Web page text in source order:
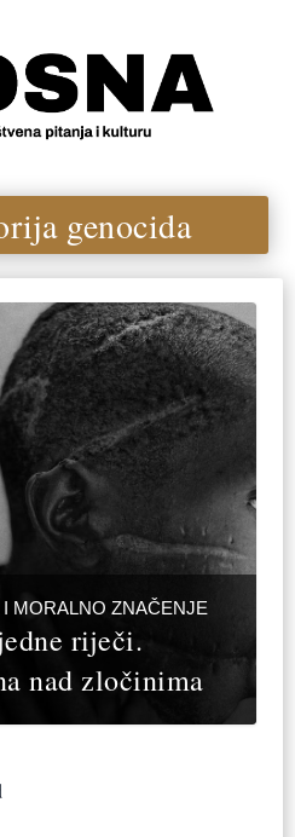
genocida
MORALNO ZNAČENJE
riječi.
nad zločinima